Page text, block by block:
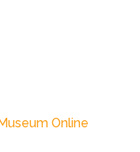
Online